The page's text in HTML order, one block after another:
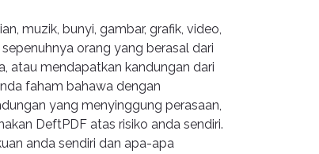
muzik, bunyi, gambar, grafik, video,
orang yang berasal dari
atau mendapatkan kandungan dari
faham bahawa dengan
yang menyinggung perasaan,
DeftPDF atas risiko anda sendiri.
anda sendiri dan apa-apa